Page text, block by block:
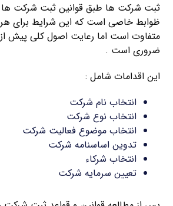
ثبت شرکت ها طبق قوانین ثبت شرکت ها
ظوابط خاصی است که این شرایط برای
متفاوت است اما رعایت اصول کلی پیش
ضروری است .
این اقدامات شامل :
انتخاب نام شرکت
انتخاب نوع شرکت
انتخاب موضوع فعالیت شرکت
تدوین اساسنامه شرکت
انتخاب شرکاء
تعیین سرمایه شرکت